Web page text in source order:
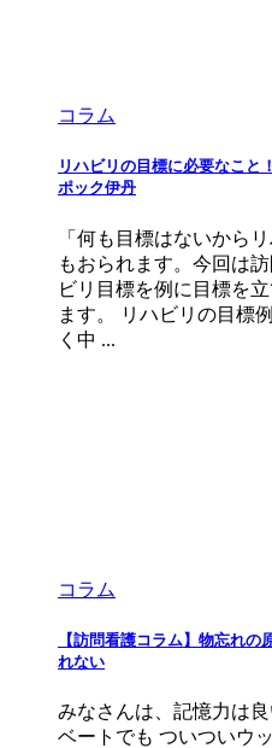
コラム
リハビリの目標に必要なこと
ポック伊丹
「何も目標はないから
もおられます。今回は
ビリ目標を例に目標を
ます。 リハビリの目標
く中 ...
コラム
【訪問看護コラム】物忘れ
れない
みなさんは、記憶力は
ベートでも ついついウ